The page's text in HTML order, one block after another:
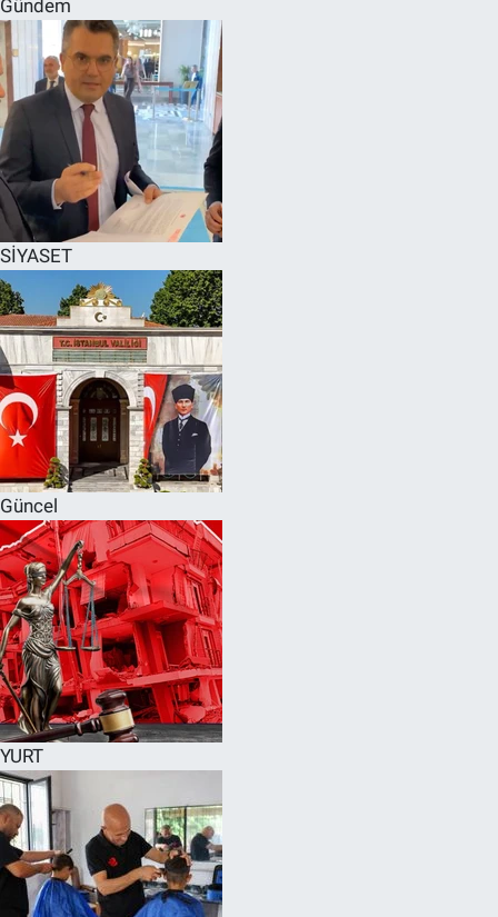
Gündem
SİYASET
Güncel
YURT
SPOR
RESMİ İLANLAR